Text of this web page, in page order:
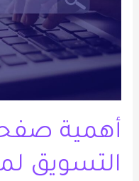
أهمية
التسويق
التسويق
لمكاتب
المحاماة